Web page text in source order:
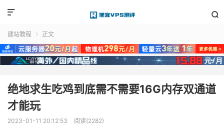


建站教程  正文
绝地求生吃鸡到底需不需要16G内存双通道
才能玩
2023-01-11 20:12:53 阅读(2282)